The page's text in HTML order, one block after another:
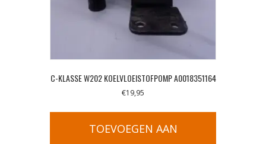
C-KLASSE W202 KOELVLOEISTOFPOMP A0018351164
€19,95
TOEVOEGEN AAN